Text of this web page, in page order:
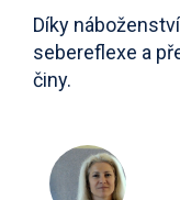
Díky
sebereflexe a
činy.